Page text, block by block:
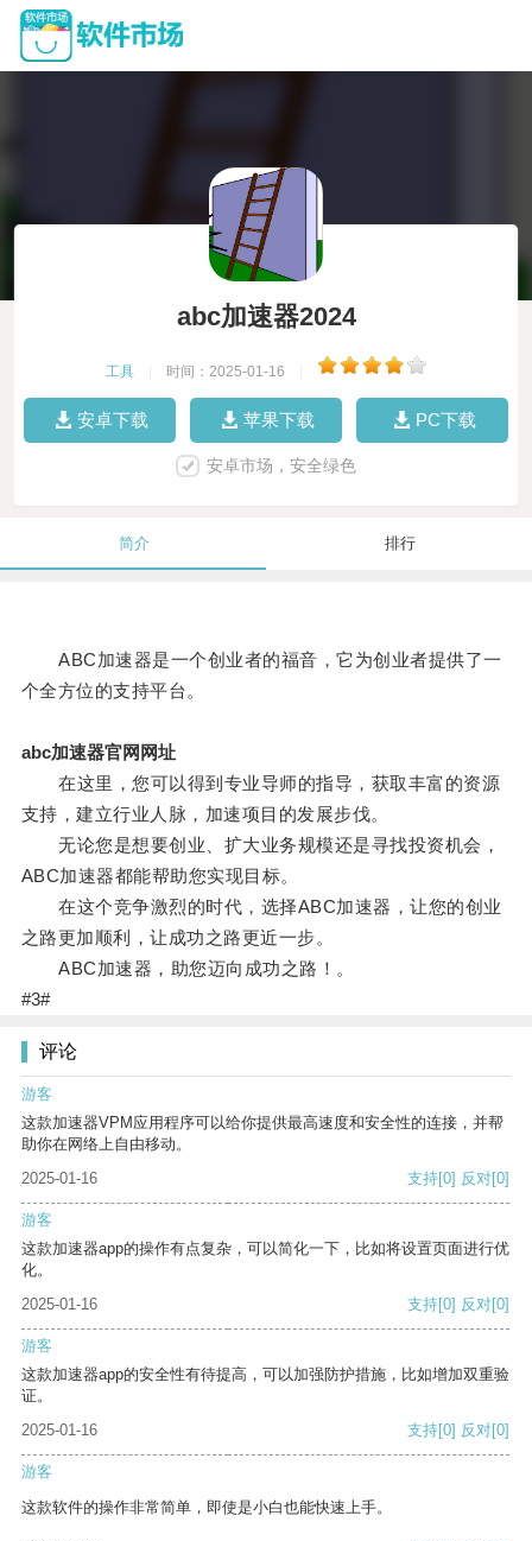
abc加速器2024
工具 时间：2025-01-16
安卓下载 苹果下载 PC下载
安卓市场，安全绿色
简介 排行
ABC加速器是一个创业者的福音，它为创业者提供了一
个全方位的支持平台。
abc加速器官网网址
在这里，您可以得到专业导师的指导，获取丰富的资源
支持，建立行业人脉，加速项目的发展步伐。
无论您是想要创业、扩大业务规模还是寻找投资机会，
ABC加速器都能帮助您实现目标。
在这个竞争激烈的时代，选择ABC加速器，让您的创业
之路更加顺利，让成功之路更近一步。
ABC加速器，助您迈向成功之路！。
#3#
评论
游客
这款加速器VPM应用程序可以给你提供最高速度和安全性的连接，并帮
助你在网络上自由移动。
2025-01-16
支持[0] 反对[0]
游客
这款加速器app的操作有点复杂，可以简化一下，比如将设置页面进行优
化。
2025-01-16
支持[0] 反对[0]
游客
这款加速器app的安全性有待提高，可以加强防护措施，比如增加双重验
证。
2025-01-16
支持[0] 反对[0]
游客
这款软件的操作非常简单，即使是小白也能快速上手。